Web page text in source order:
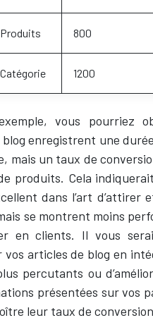
800
1200
vous pourriez
enregistrent une
mais un taux de
produits. Cela
dans l’art d’attirer
se montrent moins
en clients. Il vous
vos articles de blog en
percutants ou
présentées sur vos
leur taux de